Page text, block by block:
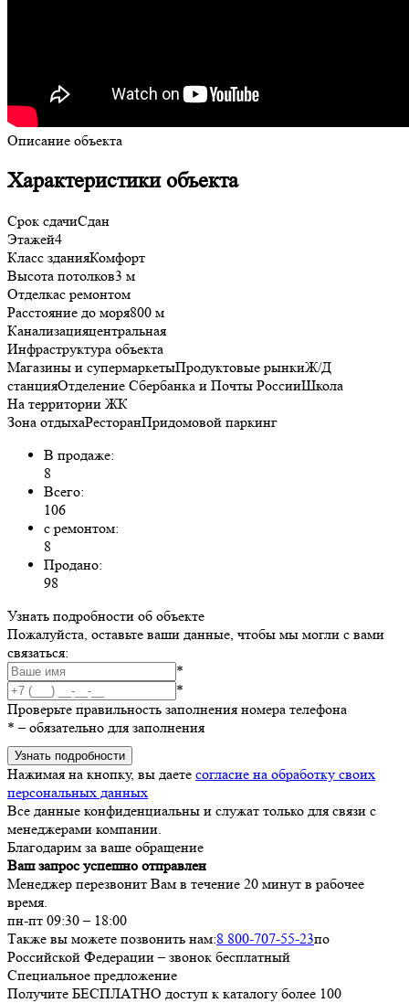
Описание объекта
Характеристики объекта
Срок сдачиСдан
Этажей4
Класс зданияКомфорт
Высота потолков3 м
Отделкас ремонтом
Расстояние до моря800 м
Канализацияцентральная
Инфраструктура объекта
Магазины и супермаркетыПродуктовые рынкиЖ/Д
станцияОтделение Сбербанка и Почты РоссииШкола
На территории ЖК
Зона отдыхаРесторанПридомовой паркинг
В продаже:
8
Всего:
106
с ремонтом:
8
Продано:
98
Узнать подробности об объекте
Пожалуйста, оставьте ваши данные, чтобы мы могли с вами
связаться:
*
*
Проверьте правильность заполнения номера телефона
* – обязательно для заполнения
Узнать подробности
Нажимая на кнопку, вы даете согласие на обработку своих
персональных данных
Все данные конфиденциальны и служат только для связи с
менеджерами компании.
Благодарим за ваше обращение
Ваш запрос успешно отправлен
Менеджер перезвонит Вам в течение 20 минут в рабочее
время.
пн-пт 09:30 – 18:00
Также вы можете позвонить нам:8 800-707-55-23по
Российской Федерации – звонок бесплатный
Специальное предложение
Получите БЕСПЛАТНО доступ к каталогу более 100